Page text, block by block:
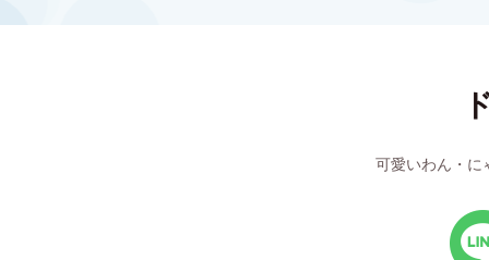
可愛いわん・に